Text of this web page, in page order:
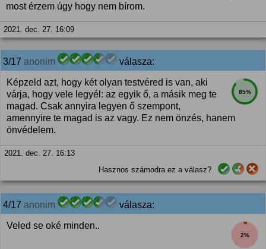
most érzem úgy hogy nem bírom.
2021. dec. 27. 16:09
3/17 anonim válasza:
85%
Képzeld azt, hogy két olyan testvéred is van, aki
várja, hogy vele legyél: az egyik ő, a másik meg te
magad. Csak annyira legyen ő szempont,
amennyire te magad is az vagy. Ez nem önzés, hanem
önvédelem.
2021. dec. 27. 16:13
Hasznos számodra ez a válasz?
4/17 anonim válasza:
2%
Veled se oké minden..